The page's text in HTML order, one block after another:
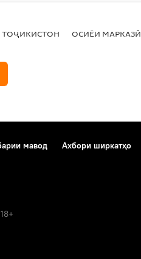
ТОҶИКИСТОН ОСИЁИ МАРКАЗӢ
мавод Ахбори ширкатҳо